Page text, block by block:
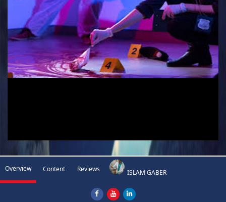
Overview Content Reviews ISLAM GABER